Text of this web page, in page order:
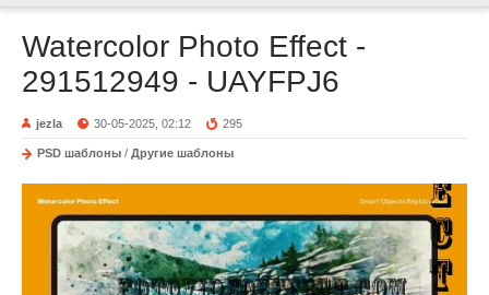
Watercolor Photo Effect -
291512949 - UAYFPJ6
jezla 30-05-2025, 02:12 295
PSD шаблоны / Другие шаблоны